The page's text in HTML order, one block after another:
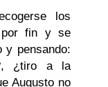
los
por fin y se
y pensando:
¿tiro a la
Augusto no